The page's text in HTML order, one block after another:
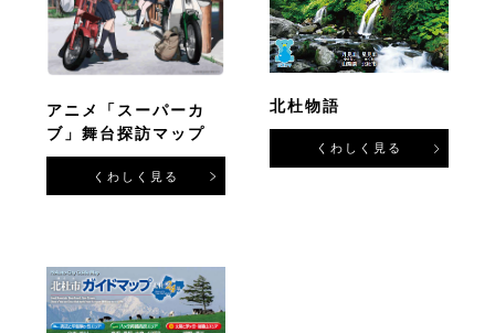
アニメ「スーパーカ
ブ」舞台探訪マップ
くわしく見る
北杜物語
くわしく見る